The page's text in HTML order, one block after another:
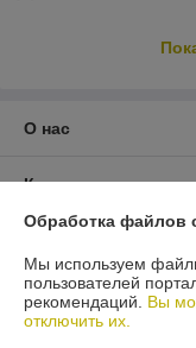
О нас
Контакты
График работы
Обработка файлов
Мы используем
пользователей
рекомендаций. Вы
отключить их.